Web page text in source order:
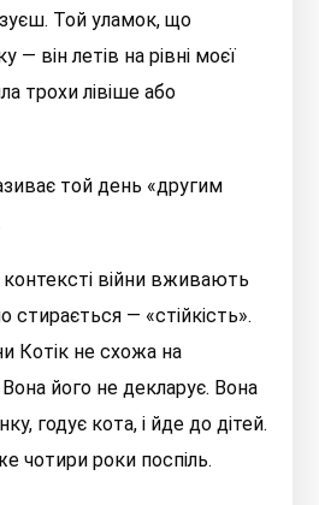
Той уламок, що
— він летів на рівні моєї
трохи лівіше або
той день «другим
війни вживають
стирається — «стійкість».
Котік не схожа на
його не декларує. Вона
годує кота, і йде до дітей.
чотири роки поспіль.